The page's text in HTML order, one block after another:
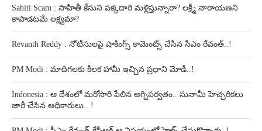
Sahiti Scam : సాహితీ కేసుని పక్కదారి మళ్లిస్తున్నారా? లక్ష్మీ నారాయణని
కాపాడటమే లక్ష్యమా?
Revanth Reddy : నోటీసులపై షాకింగ్స్ కామెంట్స్ చేసిన సీఎం రేవంత్..!
PM Modi : మాదిగలకు కీలక హామీ ఇచ్చిన ప్రధాని మోడీ..!
Indonesia : ఆ దేశంలో మరోసారి పేలిన అగ్నిపర్వతం.. సునామీ హెచ్చరికలు
జారీ చేసిన అధికారులు.. !